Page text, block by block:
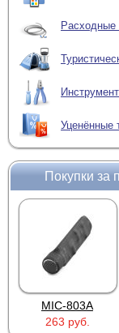
Уценённые
Покупки за
MIC-803A
263 руб.